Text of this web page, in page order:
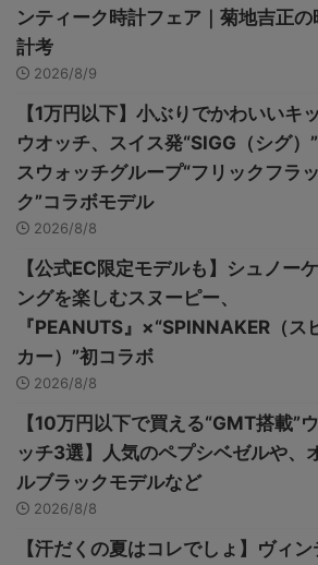
ンティーク時計フェア｜菊地吉正の
計考
2026/8/9
【1万円以下】小ぶりでかわいいキ
ウオッチ、スイス発“SIGG（シグ）
スウォッチグループ“フリックフラッ
ク”コラボモデル
2026/8/8
【公式EC限定モデルも】シュノー
ングを楽しむスヌーピー、
『PEANUTS』×“SPINNAKER（ス
カー）”初コラボ
2026/8/8
【10万円以下で買える“GMT搭載”
ッチ3選】人気のペプシベゼルや、
ルブラックモデルなど
2026/8/8
【汗だくの夏はコレでしょ】ヴィン